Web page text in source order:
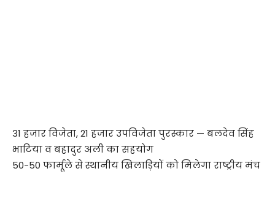
31 हजार विजेता, 21 हजार उपविजेता पुरस्कार — बलदेव सिंह
भाटिया व बहादुर अली का सहयोग
50-50 फार्मूले से स्थानीय खिलाड़ियों को मिलेगा राष्ट्रीय मंच